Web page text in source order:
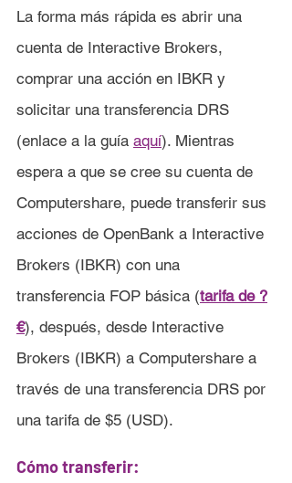
La forma más rápida es abrir una
cuenta de Interactive Brokers,
comprar una acción en IBKR y
solicitar una transferencia DRS
(enlace a la guía aquí). Mientras
espera a que se cree su cuenta de
Computershare, puede transferir sus
acciones de OpenBank a Interactive
Brokers (IBKR) con una
transferencia FOP básica (tarifa de ?
€), después, desde Interactive
Brokers (IBKR) a Computershare a
través de una transferencia DRS por
una tarifa de $5 (USD).
Cómo transferir: